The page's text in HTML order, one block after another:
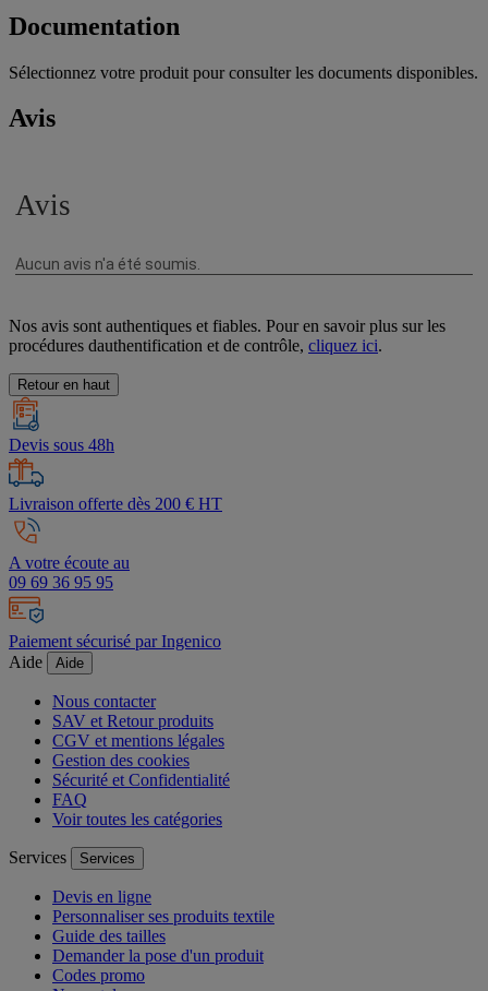
Documentation
Sélectionnez votre produit pour consulter les documents disponibles.
Avis
Nos avis sont authentiques et fiables. Pour en savoir plus sur les
procédures dauthentification et de contrôle, cliquez ici.
Retour en haut
Devis sous 48h
Livraison offerte dès 200 € HT
A votre écoute au
09 69 36 95 95
Paiement sécurisé par Ingenico
Aide
Aide
Nous contacter
SAV et Retour produits
CGV et mentions légales
Gestion des cookies
Sécurité et Confidentialité
FAQ
Voir toutes les catégories
Services Services
Devis en ligne
Personnaliser ses produits textile
Guide des tailles
Demander la pose d'un produit
Codes promo